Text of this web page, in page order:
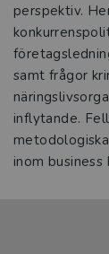
perspektiv.
samt frågor
inflytande.
inom business